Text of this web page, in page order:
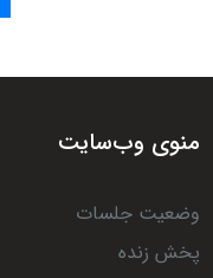
منوی وب‌سایت
وضعیت جلسات
پخش زنده